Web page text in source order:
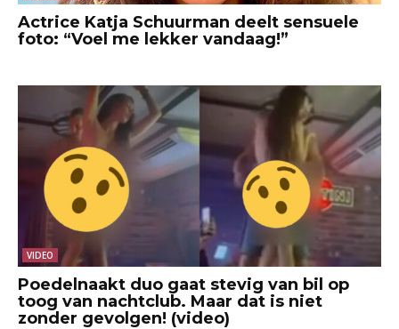
Actrice Katja Schuurman deelt sensuele
foto: “Voel me lekker vandaag!”
VIDEO
Poedelnaakt duo gaat stevig van bil op
toog van nachtclub. Maar dat is niet
zonder gevolgen! (video)